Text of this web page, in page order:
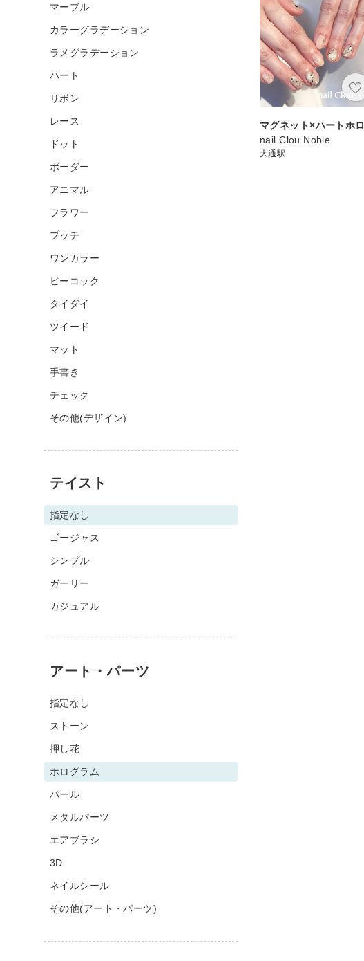
マグネット×ハートホロ
nail Clou Noble
大通駅
マーブル
カラーグラデーション
ラメグラデーション
ハート
リボン
レース
ドット
ボーダー
アニマル
フラワー
プッチ
ワンカラー
ピーコック
タイダイ
ツイード
マット
手書き
チェック
その他(デザイン)
テイスト
指定なし
ゴージャス
シンプル
ガーリー
カジュアル
アート・パーツ
指定なし
ストーン
押し花
ホログラム
パール
メタルパーツ
エアブラシ
3D
ネイルシール
その他(アート・パーツ)